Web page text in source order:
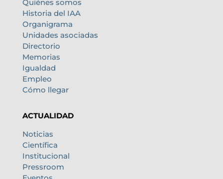
Quiénes somos
Historia del IAA
Organigrama
Unidades asociadas
Directorio
Memorias
Igualdad
Empleo
Cómo llegar
ACTUALIDAD
Noticias
Científica
Institucional
Pressroom